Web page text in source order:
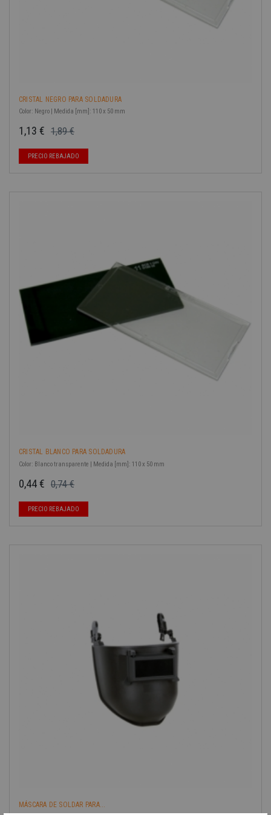
CRISTAL NEGRO PARA SOLDADURA
Color: Negro | Medida [mm]: 110 x 50 mm
1,89 €
1,13 €
PRECIO REBAJADO
CRISTAL BLANCO PARA SOLDADURA
Color: Blanco transparente | Medida [mm]: 110 x 50 mm
0,74 €
0,44 €
PRECIO REBAJADO
MÁSCARA DE SOLDAR PARA...